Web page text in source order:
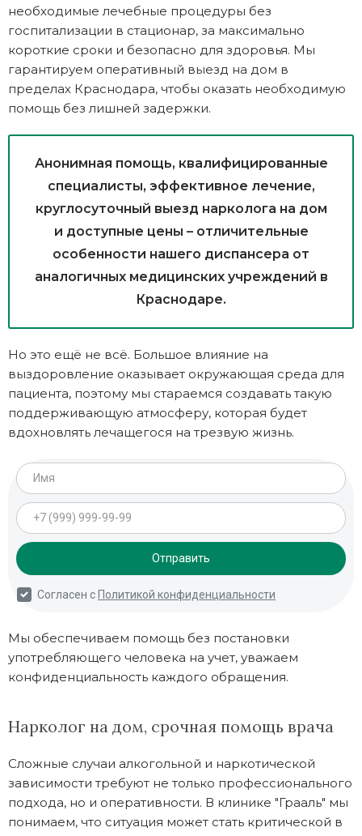
необходимые лечебные процедуры без
госпитализации в стационар, за максимально
короткие сроки и безопасно для здоровья. Мы
гарантируем оперативный выезд на дом в
пределах Краснодара, чтобы оказать необходимую
помощь без лишней задержки.
Анонимная помощь, квалифицированные
специалисты, эффективное лечение,
круглосуточный выезд нарколога на дом
и доступные цены – отличительные
особенности нашего диспансера от
аналогичных медицинских учреждений в
Краснодаре.
Но это ещё не всё. Большое влияние на
выздоровление оказывает окружающая среда для
пациента, поэтому мы стараемся создавать такую
поддерживающую атмосферу, которая будет
вдохновлять лечащегося на трезвую жизнь.
Мы обеспечиваем помощь без постановки
употребляющего человека на учет, уважаем
конфиденциальность каждого обращения.
Нарколог на дом, срочная помощь врача
Сложные случаи алкогольной и наркотической
зависимости требуют не только профессионального
подхода, но и оперативности. В клинике "Грааль" мы
понимаем, что ситуация может стать критической в